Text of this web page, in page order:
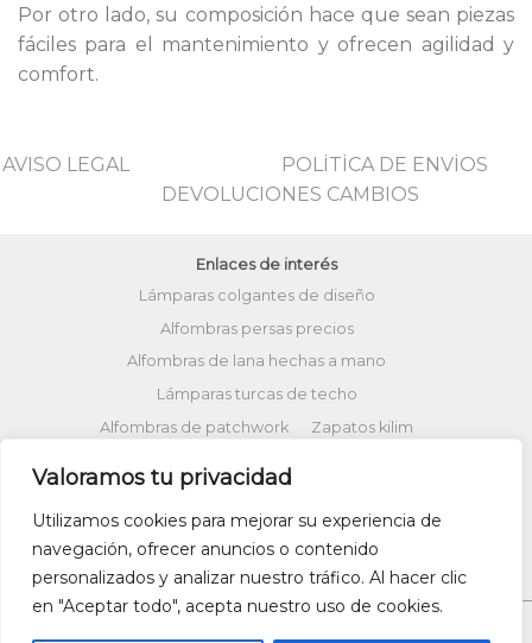
Valoramos tu privacidad
Utilizamos cookies para mejorar su experiencia de
navegación, ofrecer anuncios o contenido
personalizados y analizar nuestro tráfico. Al hacer clic
en "Aceptar todo", acepta nuestro uso de cookies.
Por otro lado, su composición hace que sean piezas
fáciles para el mantenimiento y ofrecen agilidad y
comfort.
AVISO LEGAL
POLİTİCA DE ENVİOS
DEVOLUCIONES CAMBIOS
Enlaces de interés
Lámparas colgantes de diseño
Alfombras persas precios
Alfombras de lana hechas a mano
Lámparas turcas de techo
Alfombras de patchwork
Zapatos kilim
Alfombras patchwork vintage
Cojines Kilim
Bolsos kilim
Cojines Ikat
Comprar kilim online